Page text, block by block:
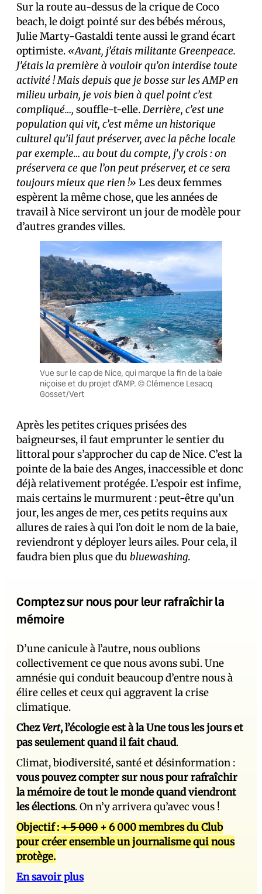
Sur la route au-dessus de la crique de Coco
beach, le doigt pointé sur des bébés mérous,
Julie Marty-Gastaldi tente aussi le grand écart
optimiste. «Avant, j’étais militante Greenpeace.
J’étais la première à vouloir qu’on interdise toute
activité ! Mais depuis que je bosse sur les AMP en
milieu urbain, je vois bien à quel point c’est
compliqué…, souffle-t-elle.Derrière, c’est une
population qui vit, c’est même un historique
culturel qu’il faut préserver, avec la pêche locale
par exemple… au bout du compte, j’y crois : on
préservera ce que l’on peut préserver, et ce sera
toujours mieux que rien !» Les deux femmes
espèrent la même chose, que les années de
travail à Nice serviront un jour de modèle pour
d’autres grandes villes.
Vue sur le cap de Nice, qui marque la fin de la baie
niçoise et du projet d’AMP. © Clémence Lesacq
Gosset/Vert
Après les petites criques prisées des
baigneur·ses, il faut emprunter le sentier du
littoral pour s’approcher du cap de Nice. C’est la
pointe de la baie des Anges, inaccessible et donc
déjà relativement protégée. L’espoir est infime,
mais certains le murmurent : peut-être qu’un
jour, les anges de mer, ces petits requins aux
allures de raies à qui l’on doit le nom de la baie,
reviendront y déployer leurs ailes. Pour cela, il
faudra bien plus que du bluewashing.
Comptez sur nous pour leur rafraîchir la
mémoire
D’une canicule à l’autre, nous oublions
collectivement ce que nous avons subi. Une
amnésie qui conduit beaucoup d’entre nous à
élire celles et ceux qui aggravent la crise
climatique.
ChezVert, l’écologie est à la Une tous les jours et
pas seulement quand il fait chaud.
Climat, biodiversité, santé et désinformation :
vous pouvez compter sur nous pour rafraîchir
la mémoire de tout le monde quand viendront
les élections. On n’y arrivera qu’avec vous !
Objectif :+ 5 000 + 6 000 membres du Club
pour créer ensemble un journalisme qui nous
protège.
En savoir plus